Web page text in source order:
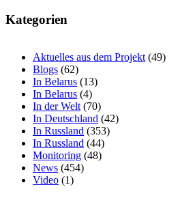
Kategorien
Aktuelles aus dem Projekt (49)
Blogs (62)
In Belarus (13)
In Belarus (4)
In der Welt (70)
In Deutschland (42)
In Russland (353)
In Russland (44)
Monitoring (48)
News (454)
Video (1)